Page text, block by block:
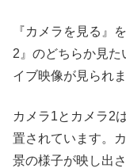
『カメラを見る』
2』のどちらか見た
イブ映像が見られま
カメラ1とカメラ2
置されています。
景の様子が映し出